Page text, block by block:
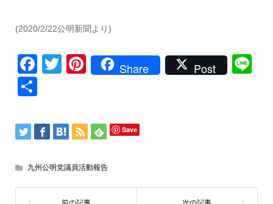
(2020/2/22公明新聞より)
Facebook
TwitterPinterest
Share Post
Save
九州公明党議員活動報告